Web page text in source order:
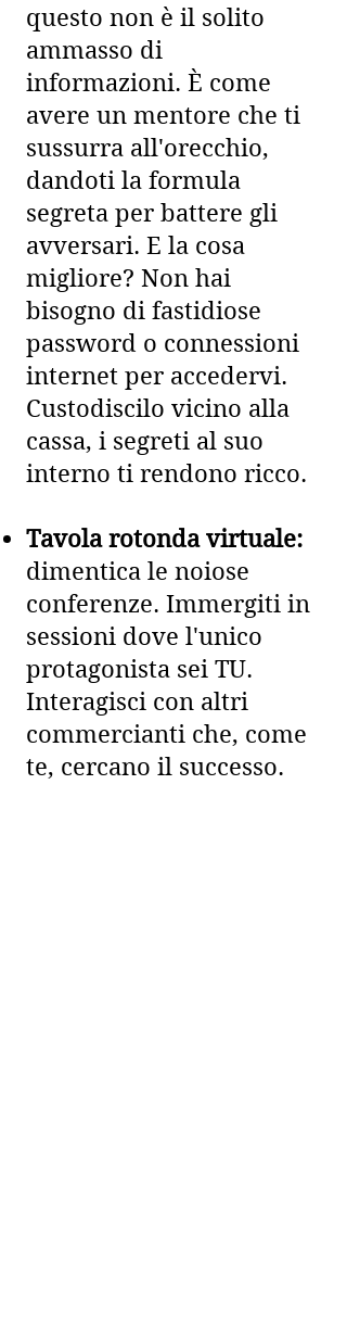
questo non è il solito
ammasso di
informazioni. È come
avere un mentore che ti
sussurra all'orecchio,
dandoti la formula
segreta per battere gli
avversari. E la cosa
migliore? Non hai
bisogno di fastidiose
password o connessioni
internet per accedervi.
Custodiscilo vicino alla
cassa, i segreti al suo
interno ti rendono ricco.
Tavola rotonda virtuale:
dimentica le noiose
conferenze. Immergiti in
sessioni dove l'unico
protagonista sei TU.
Interagisci con altri
commercianti che, come
te, cercano il successo.